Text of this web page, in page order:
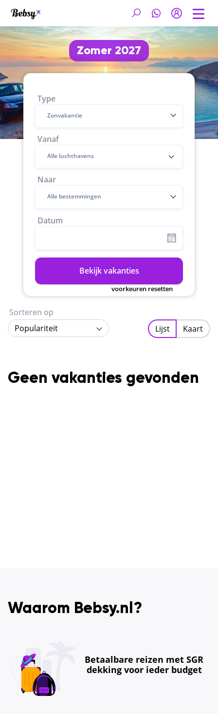
Zomer 2027
Type
Zonvakantie
Vanaf
Naar
Alle bestemmingen
Datum
Bekijk vakanties
voorkeuren resetten
Geen vakanties gevonden
Sorteren op
Populariteit
Lijst Kaart
Waarom Bebsy.nl?
Betaalbare reizen met SGR
dekking voor ieder budget